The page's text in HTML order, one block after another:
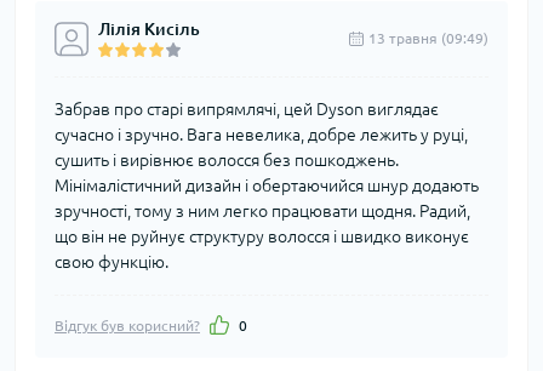
Лілія Кисіль 13 травня (09:49)
Забрав про старі випрямлячі, цей Dyson виглядає
сучасно і зручно. Вага невелика, добре лежить у руці,
сушить і вирівнює волосся без пошкоджень.
Мінімалістичний дизайн і обертаючийся шнур додають
зручності, тому з ним легко працювати щодня. Радий,
що він не руйнує структуру волосся і швидко виконує
свою функцію.
Відгук був корисний? 0